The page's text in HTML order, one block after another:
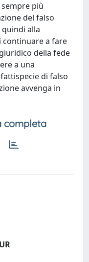
più
del falso
quindi alla
continuare a fare
della fede
a una
di falso
avvenga in
completa